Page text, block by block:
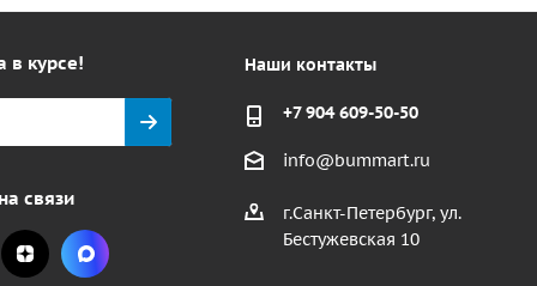
в курсе!
связи
Наши контакты
+7 904 609-50-50
info@bummart.ru
г.Санкт-Петербург, ул.
Бестужевская 10